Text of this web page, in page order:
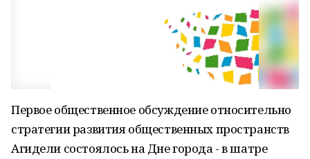
Первое общественное обсуждение относительно
стратегии развития общественных пространств
Агидели состоялось на Дне города - в шатре